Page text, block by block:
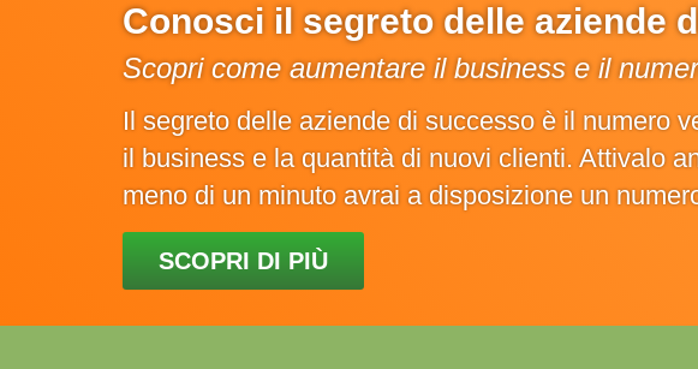
Conosci il segreto delle aziende
Scopri come aumentare il business e il
Il segreto delle aziende di successo è il numero
il business e la quantità di nuovi clienti. Attivalo
meno di un minuto avrai a disposizione un
SCOPRI DI PIÙ